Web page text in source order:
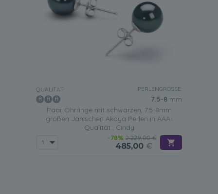
QUALITÄT: PERLENGRÖSSE:
7.5-8 mm
Paar Ohrringe mit schwarzen, 7.5-8mm
großen Janischen Akoya Perlen in AAA-
Qualität , Cindy
-78% 2.229,00 €
485,00 €